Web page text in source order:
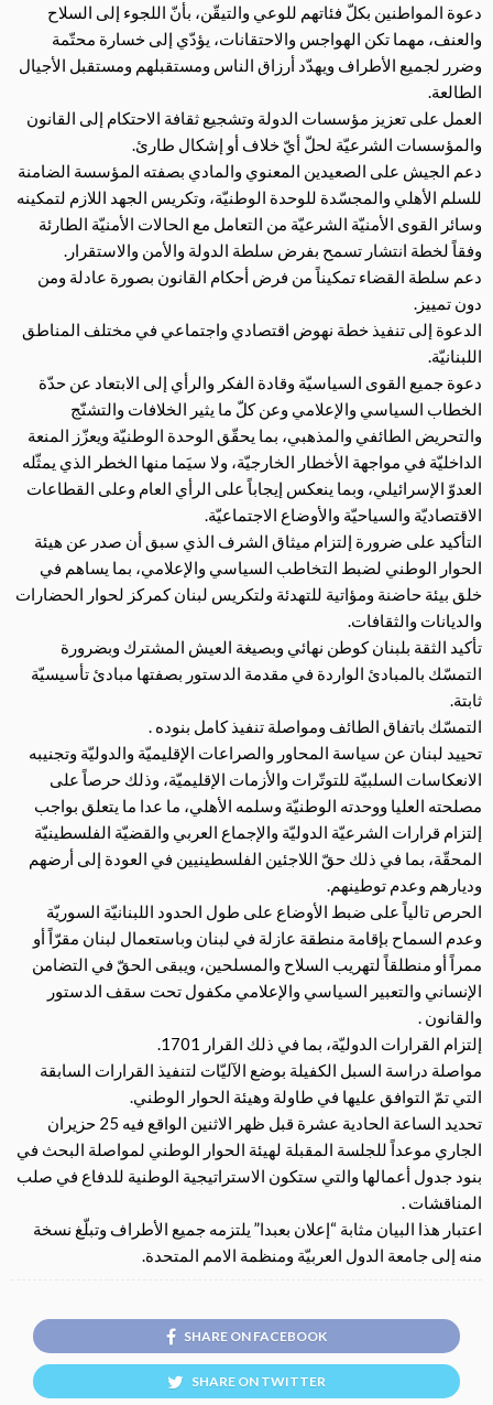
دعوة المواطنين بكلّ فئاتهم للوعي والتيقّن، بأنّ اللجوء إلى السلاح
والعنف، مهما تكن الهواجس والاحتقانات، يؤدّي إلى خسارة محتّمة
وضرر لجميع الأطراف ويهدّد أرزاق الناس ومستقبلهم ومستقبل الأجيال
الطالعة.
العمل على تعزيز مؤسسات الدولة وتشجيع ثقافة الاحتكام إلى القانون
والمؤسسات الشرعيّة لحلّ أيّ خلاف أو إشكال طارئ.
دعم الجيش على الصعيدين المعنوي والمادي بصفته المؤسسة الضامنة
للسلم الأهلي والمجسّدة للوحدة الوطنيّة، وتكريس الجهد اللازم لتمكينه
وسائر القوى الأمنيّة الشرعيّة من التعامل مع الحالات الأمنيّة الطارئة
وفقاً لخطة انتشار تسمح بفرض سلطة الدولة والأمن والاستقرار.
دعم سلطة القضاء تمكيناً من فرض أحكام القانون بصورة عادلة ومن
دون تمييز.
الدعوة إلى تنفيذ خطة نهوض اقتصادي واجتماعي في مختلف المناطق
اللبنانيّة.
دعوة جميع القوى السياسيّة وقادة الفكر والرأي إلى الابتعاد عن حدّة
الخطاب السياسي والإعلامي وعن كلّ ما يثير الخلافات والتشنّج
والتحريض الطائفي والمذهبي، بما يحقّق الوحدة الوطنيّة ويعزّز المنعة
الداخليّة في مواجهة الأخطار الخارجيّة، ولا سيَما منها الخطر الذي يمثّله
العدوّ الإسرائيلي، وبما ينعكس إيجاباً على الرأي العام وعلى القطاعات
الاقتصاديّة والسياحيّة والأوضاع الاجتماعيّة.
التأكيد على ضرورة إلتزام ميثاق الشرف الذي سبق أن صدر عن هيئة
الحوار الوطني لضبط التخاطب السياسي والإعلامي، بما يساهم في
خلق بيئة حاضنة ومؤاتية للتهدئة ولتكريس لبنان كمركز لحوار الحضارات
والديانات والثقافات.
تأكيد الثقة بلبنان كوطن نهائي وبصيغة العيش المشترك وبضرورة
التمسّك بالمبادئ الواردة في مقدمة الدستور بصفتها مبادئ تأسيسيّة
ثابتة.
التمسّك باتفاق الطائف ومواصلة تنفيذ كامل بنوده .
تحييد لبنان عن سياسة المحاور والصراعات الإقليميّة والدوليّة وتجنيبه
الانعكاسات السلبيّة للتوتّرات والأزمات الإقليميّة، وذلك حرصاً على
مصلحته العليا ووحدته الوطنيّة وسلمه الأهلي، ما عدا ما يتعلق بواجب
إلتزام قرارات الشرعيّة الدوليّة والإجماع العربي والقضيّة الفلسطينيّة
المحقّة، بما في ذلك حقّ اللاجئين الفلسطينيين في العودة إلى أرضهم
وديارهم وعدم توطينهم.
الحرص تالياً على ضبط الأوضاع على طول الحدود اللبنانيّة السوريّة
وعدم السماح بإقامة منطقة عازلة في لبنان وباستعمال لبنان مقرّاً أو
ممراً أو منطلقاً لتهريب السلاح والمسلحين، ويبقى الحقّ في التضامن
الإنساني والتعبير السياسي والإعلامي مكفول تحت سقف الدستور
والقانون .
إلتزام القرارات الدوليّة، بما في ذلك القرار 1701.
مواصلة دراسة السبل الكفيلة بوضع الآليّات لتنفيذ القرارات السابقة
التي تمّ التوافق عليها في طاولة وهيئة الحوار الوطني.
تحديد الساعة الحادية عشرة قبل ظهر الاثنين الواقع فيه 25 حزيران
الجاري موعداً للجلسة المقبلة لهيئة الحوار الوطني لمواصلة البحث في
بنود جدول أعمالها والتي ستكون الاستراتيجية الوطنية للدفاع في صلب
المناقشات .
اعتبار هذا البيان مثابة “إعلان بعبدا” يلتزمه جميع الأطراف وتبلّغ نسخة
منه إلى جامعة الدول العربيّة ومنظمة الامم المتحدة.
SHARE ON FACEBOOK
SHARE ON TWITTER